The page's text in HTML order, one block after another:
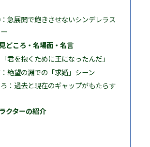
急展開で飽きさせないシンデレラス
どころ・名場面・名言
君を抱くために王になったんだ」
絶望の淵での「求婚」シーン
：過去と現在のギャップがもたらす
クターの紹介